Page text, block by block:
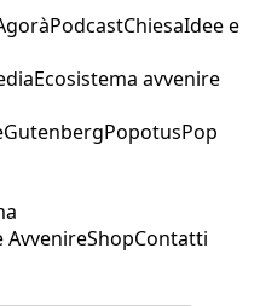
PodcastChiesaIdee e
Ecosistema avvenire
GutenbergPopotusPop
AvvenireShopContatti